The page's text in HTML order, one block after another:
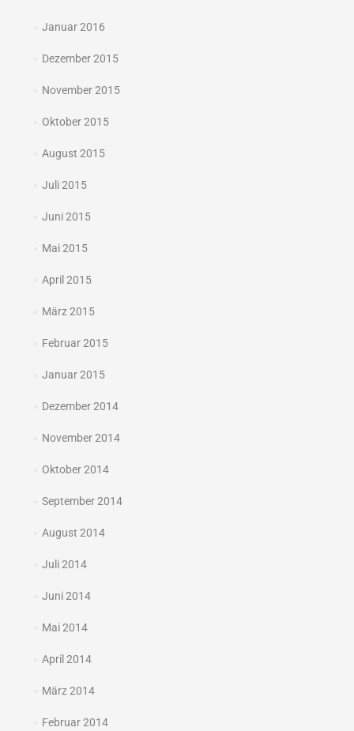
Januar 2016
Dezember 2015
November 2015
Oktober 2015
August 2015
Juli 2015
Juni 2015
Mai 2015
April 2015
März 2015
Februar 2015
Januar 2015
Dezember 2014
November 2014
Oktober 2014
September 2014
August 2014
Juli 2014
Juni 2014
Mai 2014
April 2014
März 2014
Februar 2014